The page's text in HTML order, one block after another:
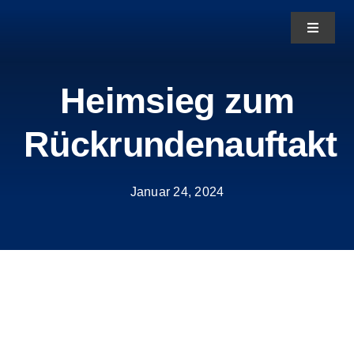
Toggle
Aktuelles
Heimsieg zum
Rückrundenauftakt
Januar 24, 2024